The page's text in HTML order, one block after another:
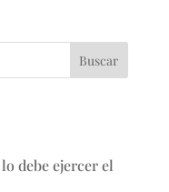
Buscar
debe ejercer el